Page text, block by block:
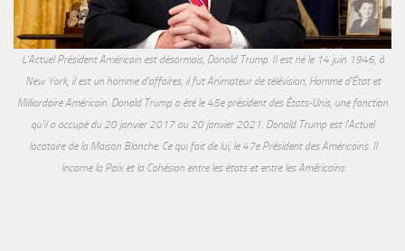
L'Actuel Président Américain est désormais, Donald Trump. Il est né le 14 juin 1946, à
New York, il est un homme d'affaires, il fut Animateur de télévision, Homme d'État et
Milliardaire Américain. Donald Trump a été le 45e président des États-Unis, une fonction
qu'il a occupé du 20 janvier 2017 au 20 janvier 2021. Donald Trump est l'Actuel
locataire de la Maison Blanche. Ce qui fait de lui, le 47e Président des Américains. Il
incarne la Paix et la Cohésion entre les états et entre les Américains